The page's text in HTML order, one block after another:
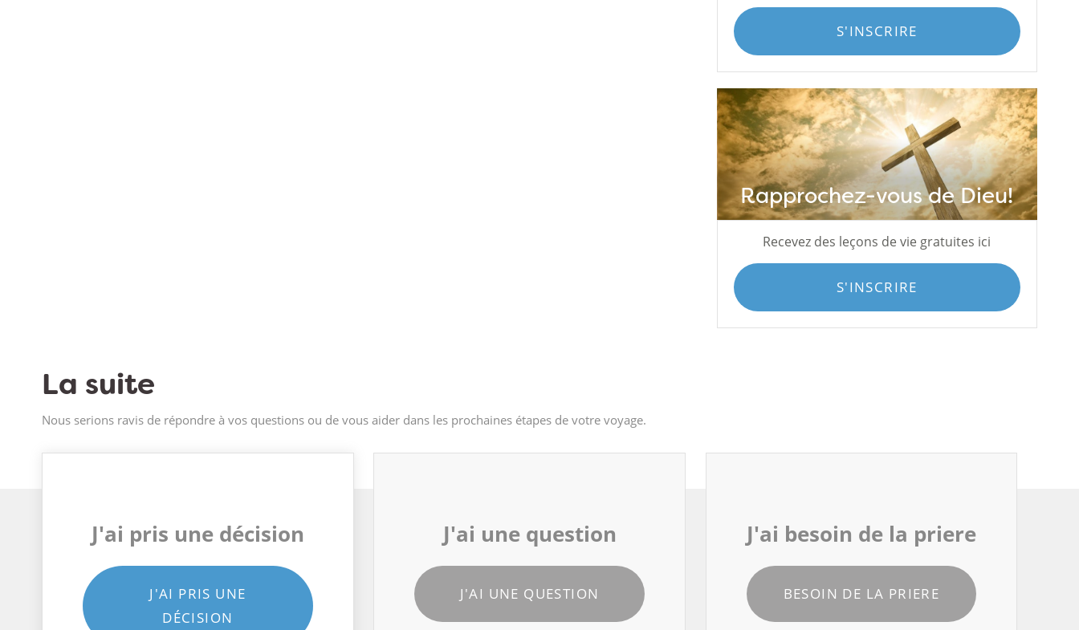
S'INSCRIRE
Rapprochez-vous de Dieu!
Recevez des leçons de vie gratuites ici
S'INSCRIRE
La suite
Nous serions ravis de répondre à vos questions ou de vous aider dans les prochaines étapes de votre voyage.
J'ai pris une décision
J'AI PRIS UNE
DÉCISION
J'ai une question
J'AI UNE QUESTION
J'ai besoin de la priere
BESOIN DE LA PRIERE